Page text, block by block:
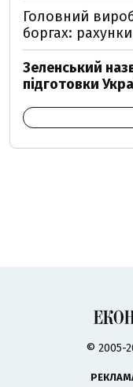
Головний
боргах:
Зеленський
підготовки
© 2005-